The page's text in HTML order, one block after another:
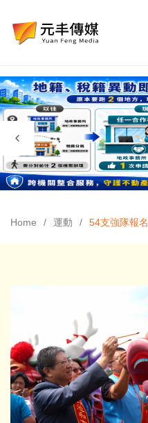
Home 運動 54支強隊報